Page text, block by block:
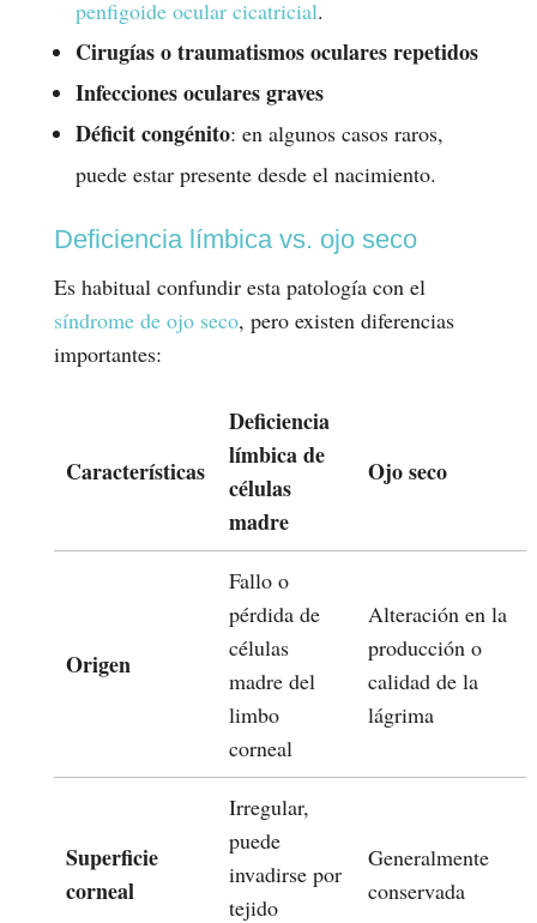
penfigoide ocular cicatricial.
Cirugías o traumatismos oculares repetidos
Infecciones oculares graves
Déficit congénito: en algunos casos raros,
puede estar presente desde el nacimiento.
Deficiencia límbica vs. ojo seco
Es habitual confundir esta patología con el
síndrome de ojo seco, pero existen diferencias
importantes:
Características
Deficiencia
límbica de
células
madre
Ojo seco
Origen
Fallo o
pérdida de
células
madre del
limbo
corneal
Alteración en la
producción o
calidad de la
lágrima
Superficie
corneal
Irregular,
puede
invadirse por
tejido
Generalmente
conservada